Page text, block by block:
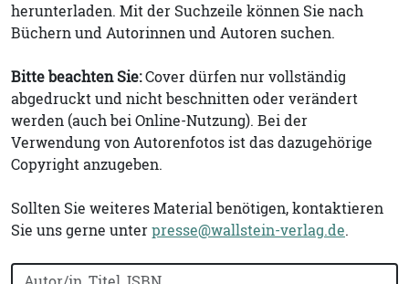
herunterladen. Mit der Suchzeile können Sie nach
Büchern und Autorinnen und Autoren suchen.
Bitte beachten Sie:Cover dürfen nur vollständig
abgedruckt und nicht beschnitten oder verändert
werden (auch bei Online-Nutzung). Bei der
Verwendung von Autorenfotos ist das dazugehörige
Copyright anzugeben.
Sollten Sie weiteres Material benötigen, kontaktieren
Sie uns gerne unterpresse@wallstein-verlag.de.
Bücher nach Buchtitel, Autorennamen oder ISBN